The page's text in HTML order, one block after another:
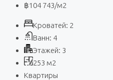
฿104 743/м2
Кроватей: 2
Ванн: 4
Этажей: 3
253 м2
Квартиры